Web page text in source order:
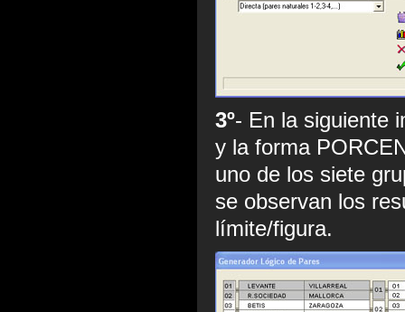
3º- En la siguiente
y la forma
uno de los siete
se observan los
límite/figura.